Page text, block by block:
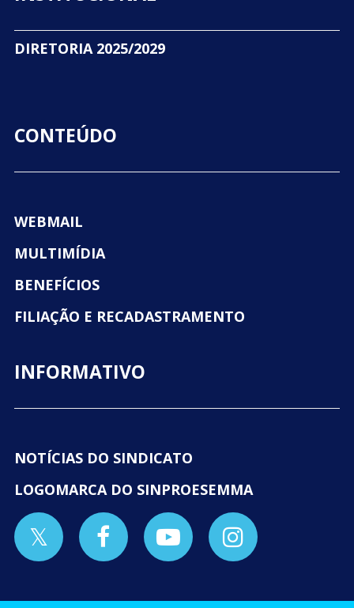
DIRETORIA 2025/2029
CONTEÚDO
WEBMAIL
MULTIMÍDIA
BENEFÍCIOS
FILIAÇÃO E RECADASTRAMENTO
INFORMATIVO
NOTÍCIAS DO SINDICATO
LOGOMARCA DO SINPROESEMMA